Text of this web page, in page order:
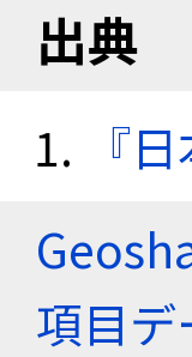
出典
『
項目デ